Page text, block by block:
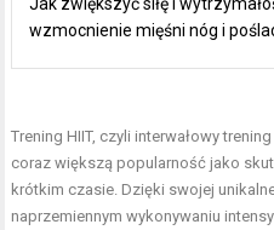
Jak zwiększyć siłę i
wzmocnienie mięśni nóg i
Trening HIIT, czyli interwałowy
coraz większą popularność jako
krótkim czasie. Dzięki swojej
naprzemiennym wykonywaniu